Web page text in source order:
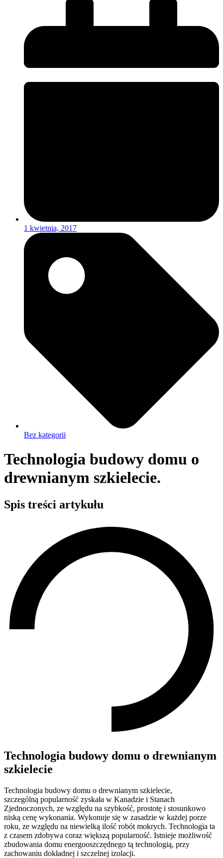
1 kwietnia, 2017
Bez kategorii
Technologia budowy domu o
drewnianym szkielecie.
Spis treści artykułu
Technologia budowy domu o drewnianym
szkielecie
Technologia budowy domu o drewnianym szkielecie,
szczególną popularność zyskała w Kanadzie i Stanach
Zjednoczonych, ze względu na szybkość, prostotę i stosunkowo
niską cenę wykonania. Wykonuje się w zasadzie w każdej porze
roku, ze względu na niewielką ilość robót mokrych. Technologia ta
z czasem zdobywa coraz większą popularność. Istnieje możliwość
zbudowania domu energooszczędnego tą technologią, przy
zachowaniu dokładnej i szczelnej izolacji.